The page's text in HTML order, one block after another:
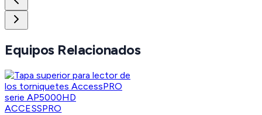
Equipos Relacionados
ACCESSPRO